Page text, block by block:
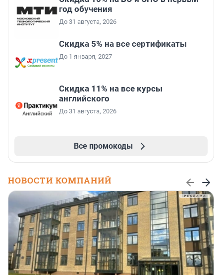
год обучения
До 31 августа, 2026
Скидка 5% на все сертификаты
До 1 января, 2027
Скидка 11% на все курсы
английского
До 31 августа, 2026
Все промокоды
НОВОСТИ КОМПАНИЙ